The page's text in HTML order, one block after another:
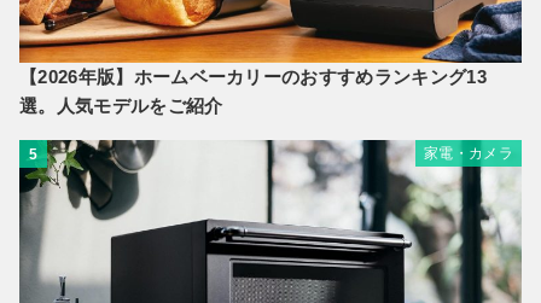
【2026年版】ホームベーカリーのおすすめランキング13
選。人気モデルをご紹介
5 家電・カメラ